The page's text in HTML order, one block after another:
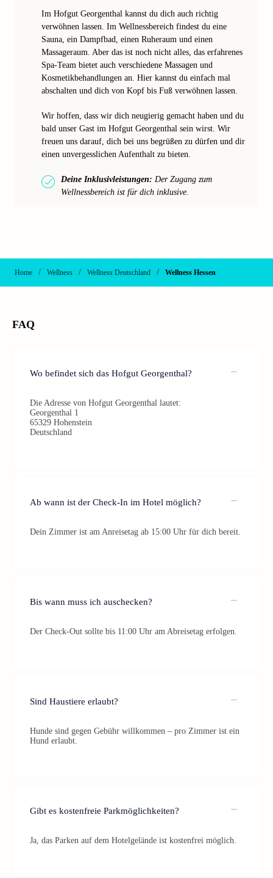
Im Hofgut Georgenthal kannst du dich auch richtig
verwöhnen lassen. Im Wellnessbereich findest du eine
Sauna, ein Dampfbad, einen Ruheraum und einen
Massageraum. Aber das ist noch nicht alles, das erfahrenes
Spa-Team bietet auch verschiedene Massagen und
Kosmetikbehandlungen an. Hier kannst du einfach mal
abschalten und dich von Kopf bis Fuß verwöhnen lassen.
Wir hoffen, dass wir dich neugierig gemacht haben und du
bald unser Gast im Hofgut Georgenthal sein wirst. Wir
freuen uns darauf, dich bei uns begrüßen zu dürfen und dir
einen unvergesslichen Aufenthalt zu bieten.
Deine Inklusivleistungen: Der Zugang zum
Wellnessbereich ist für dich inklusive.
Home / Wellness / Wellness Deutschland / Wellness Hessen
FAQ
Wo befindet sich das Hofgut Georgenthal?
Die Adresse von Hofgut Georgenthal lautet:
Georgenthal 1
65329 Hohenstein
Deutschland
Ab wann ist der Check-In im Hotel möglich?
Dein Zimmer ist am Anreisetag ab 15:00 Uhr für dich bereit.
Bis wann muss ich auschecken?
Der Check-Out sollte bis 11:00 Uhr am Abreisetag erfolgen.
Sind Haustiere erlaubt?
Hunde sind gegen Gebühr willkommen – pro Zimmer ist ein
Hund erlaubt.
Gibt es kostenfreie Parkmöglichkeiten?
Ja, das Parken auf dem Hotelgelände ist kostenfrei möglich.